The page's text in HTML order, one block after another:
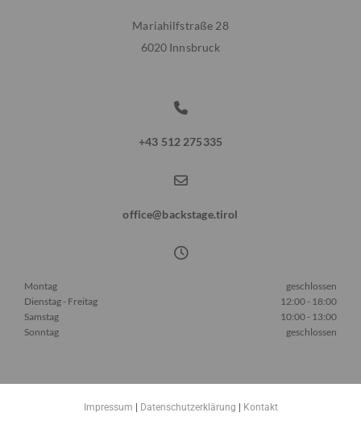
Mariahilfstraße 28
6020 Innsbruck

+43 512 275335

office@backstage.tirol

Montag
geschlossen
Dienstag - Freitag
12:00 - 18:00
Samstag
10:00 - 13:00
Sonntag
geschlossen
Impressum Datenschutzerklärung Kontakt